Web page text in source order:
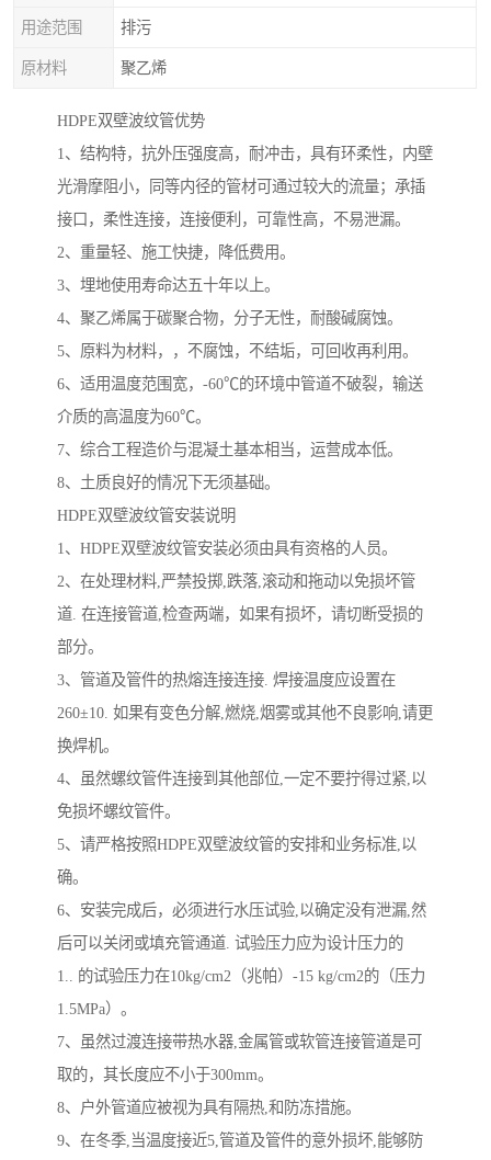
用途范围 排污
原材料 聚乙烯
HDPE双壁波纹管优势
1、结构特，抗外压强度高，耐冲击，具有环柔性，内壁
光滑摩阻小，同等内径的管材可通过较大的流量；承插
接口，柔性连接，连接便利，可靠性高，不易泄漏。
2、重量轻、施工快捷，降低费用。
3、埋地使用寿命达五十年以上。
4、聚乙烯属于碳聚合物，分子无性，耐酸碱腐蚀。
5、原料为材料，，不腐蚀，不结垢，可回收再利用。
6、适用温度范围宽，-60℃的环境中管道不破裂，输送
介质的高温度为60℃。
7、综合工程造价与混凝土基本相当，运营成本低。
8、土质良好的情况下无须基础。
HDPE双壁波纹管安装说明
1、HDPE双壁波纹管安装必须由具有资格的人员。
2、在处理材料,严禁投掷,跌落,滚动和拖动以免损坏管
道. 在连接管道,检查两端，如果有损坏，请切断受损的
部分。
3、管道及管件的热熔连接连接. 焊接温度应设置在
260±10. 如果有变色分解,燃烧,烟雾或其他不良影响,请更
换焊机。
4、虽然螺纹管件连接到其他部位,一定不要拧得过紧,以
免损坏螺纹管件。
5、请严格按照HDPE双壁波纹管的安排和业务标准,以
确。
6、安装完成后，必须进行水压试验,以确定没有泄漏,然
后可以关闭或填充管通道. 试验压力应为设计压力的
1.. 的试验压力在10kg/cm2（兆帕）-15 kg/cm2的（压力
1.5MPa）。
7、虽然过渡连接带热水器,金属管或软管连接管道是可
取的，其长度应不小于300mm。
8、户外管道应被视为具有隔热,和防冻措施。
9、在冬季,当温度接近5,管道及管件的意外损坏,能够防